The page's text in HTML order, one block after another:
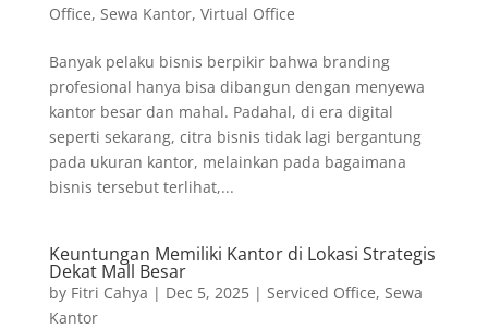
Office, Sewa Kantor, Virtual Office
Banyak pelaku bisnis berpikir bahwa branding
profesional hanya bisa dibangun dengan menyewa
kantor besar dan mahal. Padahal, di era digital
seperti sekarang, citra bisnis tidak lagi bergantung
pada ukuran kantor, melainkan pada bagaimana
bisnis tersebut terlihat,...
Keuntungan Memiliki Kantor di Lokasi Strategis
Dekat Mall Besar
by Fitri Cahya | Dec 5, 2025| Serviced Office, Sewa
Kantor